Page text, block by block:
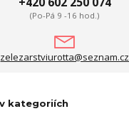
(Po-Pá 9 -16 hod.)
zelezarstviurotta@seznam.cz
kategoriích